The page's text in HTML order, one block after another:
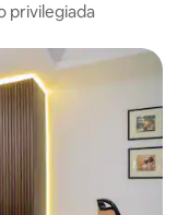
privilegiada